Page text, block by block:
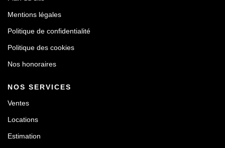
Mentions légales
Politique de confidentialité
Politique des cookies
Nos honoraires
NOS SERVICES
Ventes
Locations
Estimation